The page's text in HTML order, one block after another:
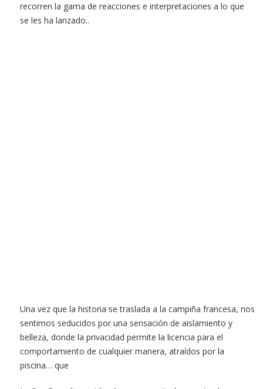
recorren la gama de reacciones e interpretaciones a lo que
se les ha lanzado..
Una vez que la historia se traslada a la campiña francesa, nos
sentimos seducidos por una sensación de aislamiento y
belleza, donde la privacidad permite la licencia para el
comportamiento de cualquier manera, atraídos por la
piscina… que